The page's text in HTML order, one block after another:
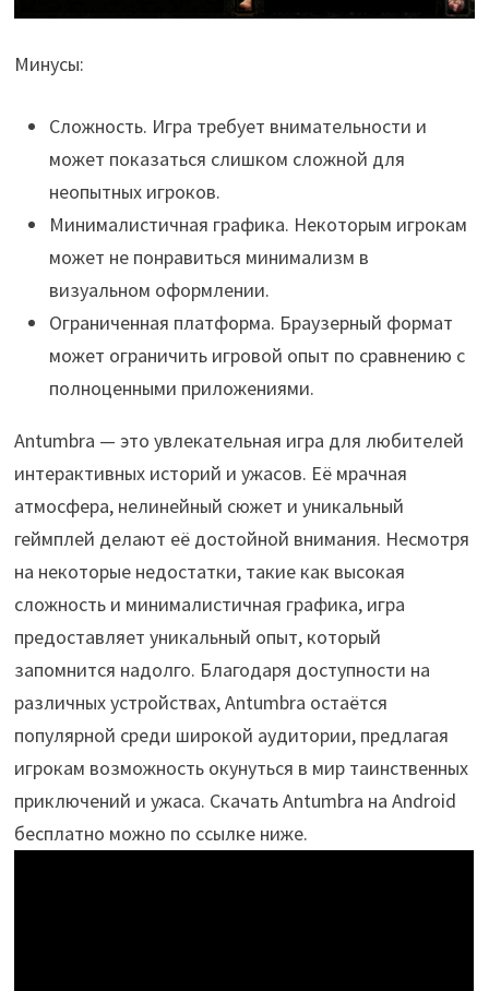
Минусы:
Сложность. Игра требует внимательности и
может показаться слишком сложной для
неопытных игроков.
Минималистичная графика. Некоторым игрокам
может не понравиться минимализм в
визуальном оформлении.
Ограниченная платформа. Браузерный формат
может ограничить игровой опыт по сравнению с
полноценными приложениями.
Antumbra — это увлекательная игра для любителей
интерактивных историй и ужасов. Её мрачная
атмосфера, нелинейный сюжет и уникальный
геймплей делают её достойной внимания. Несмотря
на некоторые недостатки, такие как высокая
сложность и минималистичная графика, игра
предоставляет уникальный опыт, который
запомнится надолго. Благодаря доступности на
различных устройствах, Antumbra остаётся
популярной среди широкой аудитории, предлагая
игрокам возможность окунуться в мир таинственных
приключений и ужаса. Скачать Antumbra на Android
бесплатно можно по ссылке ниже.